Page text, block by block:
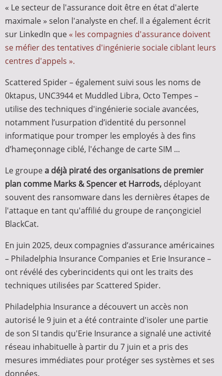
« Le secteur de l'assurance doit être en état d'alerte
maximale » selon l'analyste en chef. Il a également écrit
sur LinkedIn que « les compagnies d'assurance doivent
se méfier des tentatives d'ingénierie sociale ciblant leurs
centres d'appels ».
Scattered Spider – également suivi sous les noms de
0ktapus, UNC3944 et Muddled Libra, Octo Tempes –
utilise des techniques d'ingénierie sociale avancées,
notamment l’usurpation d’identité du personnel
informatique pour tromper les employés à des fins
d’hameçonnage ciblé, l'échange de carte SIM ...
Le groupea déjà piraté des organisations de premier
plan comme Marks & Spencer et Harrods, déployant
souvent des ransomware dans les dernières étapes de
l'attaque en tant qu'affilié du groupe de rançongiciel
BlackCat.
En juin 2025, deux compagnies d’assurance américaines
– Philadelphia Insurance Companies et Erie Insurance –
ont révélé des cyberincidents qui ont les traits des
techniques utilisées par Scattered Spider.
Philadelphia Insurance a découvert un accès non
autorisé le 9 juin et a été contrainte d'isoler une partie
de son SI tandis qu'Erie Insurance a signalé une activité
réseau inhabituelle à partir du 7 juin et a pris des
mesures immédiates pour protéger ses systèmes et ses
données.